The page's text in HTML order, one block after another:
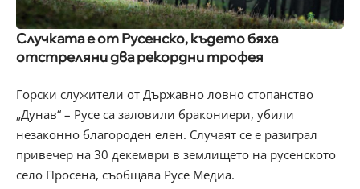
Случката е от Русенско, където бяха
отстреляни два рекордни трофея
Горски служители от Държавно ловно стопанство
„Дунав“ – Русе са заловили бракониери, убили
незаконно благороден елен. Случаят се е разиграл
привечер на 30 декември в землището на русенското
село Просена, съобщава Русе Медиа.